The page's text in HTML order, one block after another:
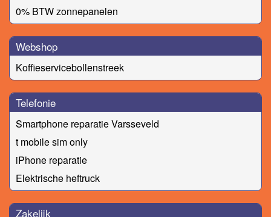
0% BTW zonnepanelen
Webshop
Koffieservicebollenstreek
Telefonie
Smartphone reparatie Varsseveld
t mobile sim only
iPhone reparatie
Elektrische heftruck
Zakelijk